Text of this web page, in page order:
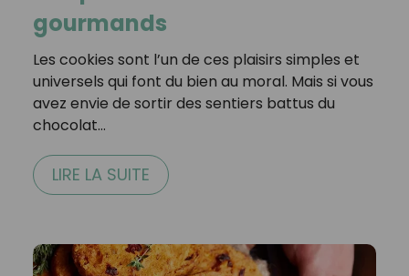
gourmands
Les cookies sont l’un de ces plaisirs simples et
universels qui font du bien au moral. Mais si vous
avez envie de sortir des sentiers battus du
chocolat…
LIRE LA SUITE